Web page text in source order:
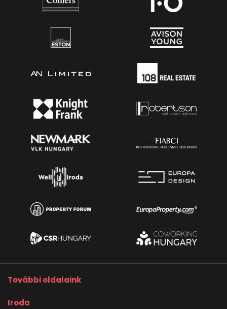
További oldalaink
Iroda